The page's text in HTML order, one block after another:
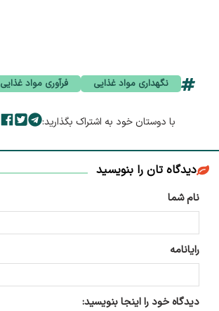
نگهداری مواد غذایی فرآوری مواد غذایی
با دوستان خود به اشتراک بگذارید:
دیدگاه تان را بنویسید
نام شما
رایانامه
دیدگاه خود را اینجا بنویسید: